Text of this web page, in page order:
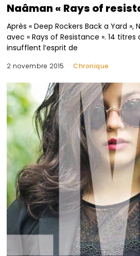
Naâman « Rays of
Après « Deep Rockers Back a Yard
avec « Rays of Resistance ». 14
insufflent l’esprit de
2 novembre 2015 Chronique